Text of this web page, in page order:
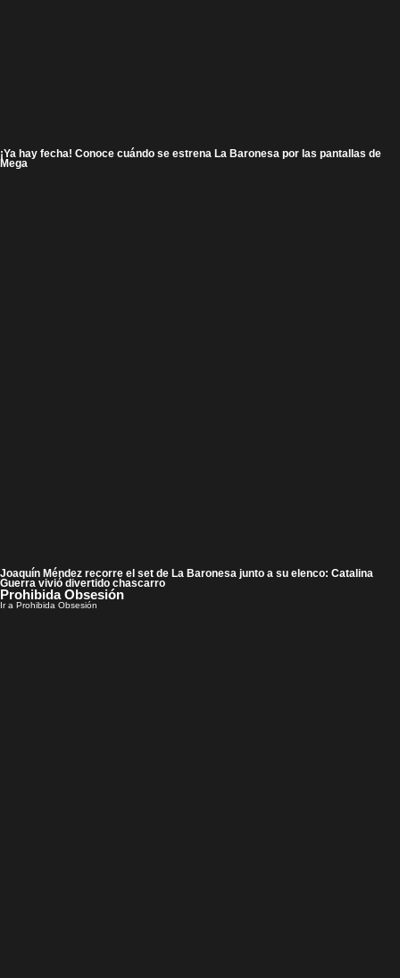
¡Ya hay fecha! Conoce cuándo se estrena La Baronesa por las pantallas de
Mega
Joaquín Méndez recorre el set de La Baronesa junto a su elenco: Catalina
Guerra vivió divertido chascarro
Prohibida Obsesión
Ir a Prohibida Obsesión